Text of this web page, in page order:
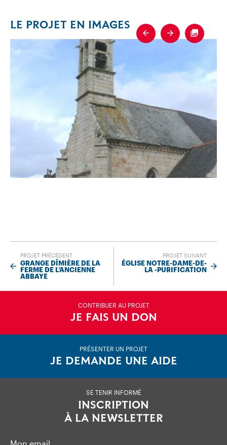
LE PROJET EN IMAGES
Previous
Next
PROJET PRÉCÉDENT
GRANGE DÎMIÈRE DE LA
FERME DE L’ANCIENNE
ABBAYE
PROJET SUIVANT
ÉGLISE NOTRE-DAME-DE-
LA -PURIFICATION
CONTRIBUER AU PROJET
JE FAIS UN DON
PRÉSENTER UN PROJET
JE DEMANDE UNE AIDE
SE TENIR INFORMÉ
INSCRIPTION
À LA NEWSLETTER
Mon email